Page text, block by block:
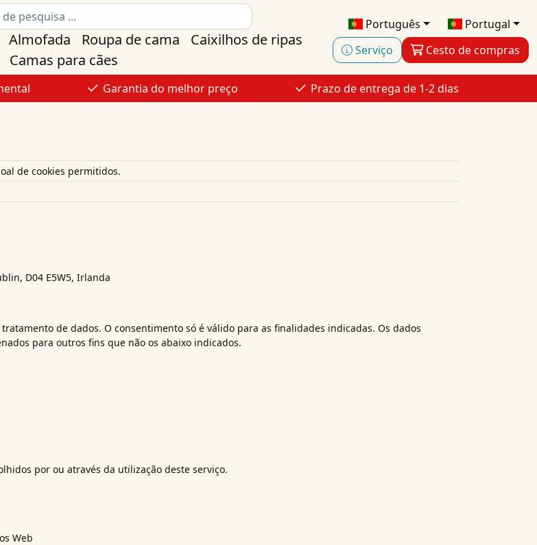
Português
Portugal
Serviço
Cesto de compras
Almofada Roupa de cama
Caixilhos de ripas
Camas para cães
Garantia do melhor preço Prazo de entrega de 1-2 dias
de cookies permitidos.
D04 E5W5, Irlanda
de dados. O consentimento só é válido para as finalidades indicadas. Os dados
para outros fins que não os abaixo indicados.
por ou através da utilização deste serviço.
Web